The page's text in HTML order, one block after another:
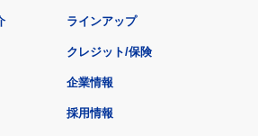
ラインアップ
クレジット/保険
企業情報
採用情報